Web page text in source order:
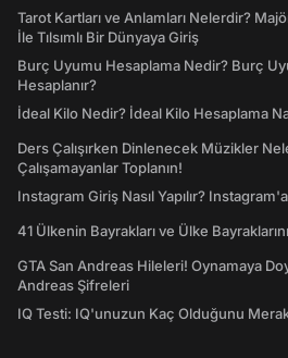
Tarot Kartları ve Anlamları Nelerdir?
İle Tılsımlı Bir Dünyaya Giriş
Burç Uyumu Hesaplama Nedir? Burç
Hesaplanır?
İdeal Kilo Nedir? İdeal Kilo Hesaplama
Ders Çalışırken Dinlenecek Müzikler
Çalışamayanlar Toplanın!
Instagram Giriş Nasıl Yapılır?
41 Ülkenin Bayrakları ve Ülke
GTA San Andreas Hileleri! Oynamaya
Andreas Şifreleri
IQ Testi: IQ'unuzun Kaç Olduğunu